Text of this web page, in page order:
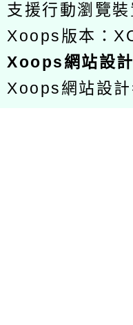
支援行動瀏覽裝
Xoops版本：
Xoops網站設計
Xoops網站設